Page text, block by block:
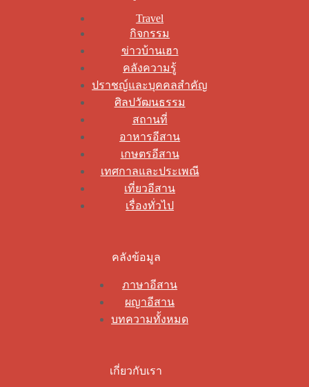
Travel
กิจกรรม
ข่าวบ้านเฮา
คลังความรู้
ปราชญ์และบุคคลสำคัญ
ศิลปวัฒนธรรม
สถานที่
อาหารอีสาน
เกษตรอีสาน
เทศกาลและประเพณี
เที่ยวอีสาน
เรื่องทั่วไป
คลังข้อมูล
ภาษาอีสาน
ผญาอีสาน
บทความทั้งหมด
เกี่ยวกับเรา